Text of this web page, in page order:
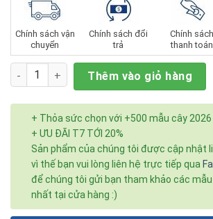
Chính sách vận
chuyển
Chính sách đổi
trả
Chính sách
thanh toán
Số lượng Thêm vào giỏ hàng
+ Thỏa sức chọn với +500 mẫu cây 2026
+ ƯU ĐÃI T7 TỚI 20%
Sản phẩm của chúng tôi được cập nhật
vì thế bạn vui lòng liên hệ trực tiếp qua
để chúng tôi gửi bạn tham khảo các
nhất tại cửa hàng :)